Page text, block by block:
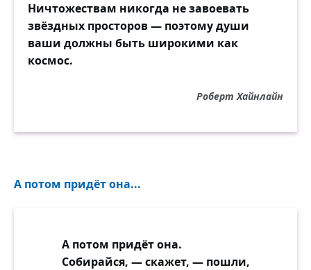
Ничтожествам никогда не завоевать
звёздных просторов — поэтому души
ваши должны быть широкими как
космос.
Роберт Хайнлайн
А потом придёт она...
А потом придёт она.
Собирайся, — скажет, — пошли,